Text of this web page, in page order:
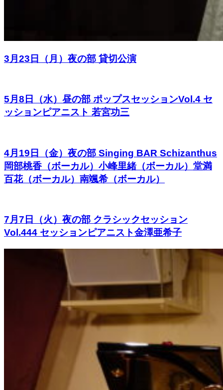
3月23日（月）夜の部 貸切公演
5月8日（水）昼の部 ポップスセッションVol.4 セ
ッションピアニスト 若宮功三
4月19日（金）夜の部 Singing BAR Schizanthus
岡部桃香（ボーカル）小峰里緒（ボーカル）堂満
百花（ボーカル）南颯希（ボーカル）
7月7日（火）夜の部 クラシックセッション
Vol.444 セッションピアニスト金澤亜希子